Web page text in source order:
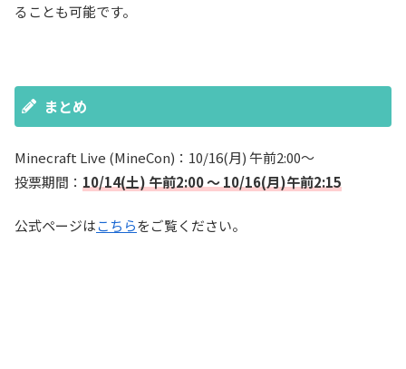
ることも可能です。
まとめ
Minecraft Live (MineCon)：10/16(月) 午前2:00～
投票期間： 10/14(土) 午前2:00 ～ 10/16(月)午前2:15
公式ページはこちらをご覧ください。